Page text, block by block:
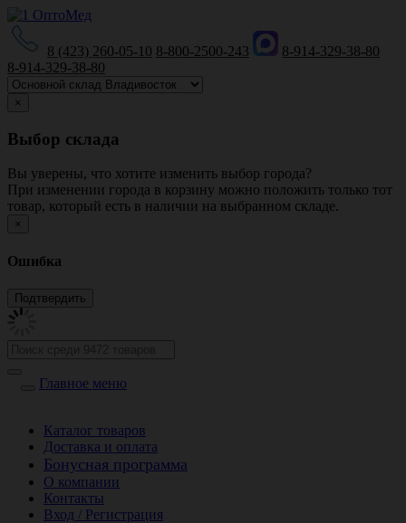
8 (423) 260-05-10 8-800-2500-243
8-914-329-38-80
8-914-329-38-80
×
Выбор склада
Вы уверены, что хотите изменить выбор города?
При изменении города в корзину можно положить только тот
товар, который есть в наличии на выбранном складе.
×
Ошибка
Главное меню
Каталог товаров
Доставка и оплата
Бонусная программа
О компании
Контакты
Вход / Регистрация